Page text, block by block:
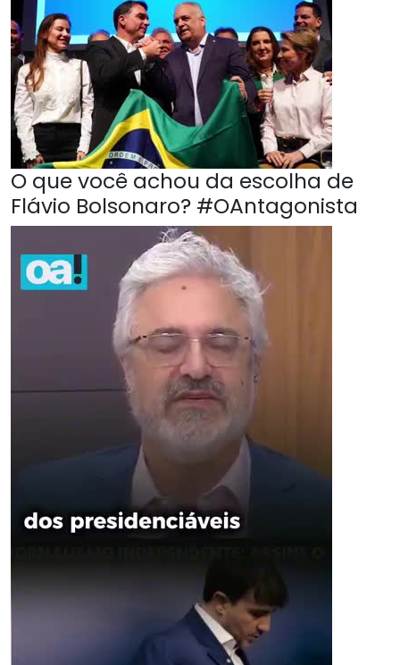
O que você achou da escolha de
Flávio Bolsonaro? #OAntagonista